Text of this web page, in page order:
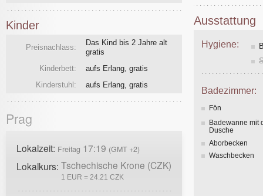
Ausstattung
Hygiene:
Badezimmer:
Fön
Badewanne mit
Dusche
Aborbecken
Waschbecken
Kinder
Preisnachlass:
Das Kind bis 2 Jahre alt
gratis
Kinderbett:
aufs Erlang, gratis
Kinderstuhl:
aufs Erlang, gratis
Prag
Lokalzeit: Freitag 17:19 (GMT +2)
Lokalkurs: Tschechische Krone (CZK)
1 EUR = 24.21 CZK